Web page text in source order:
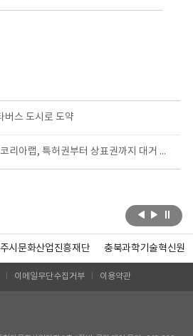
버스 도시로 도약
충북콘텐츠코리아랩, 특허권부터 상표권까지 대거 출원
시문화산업진흥재단 충북과학기술혁신원
이메일무단수집거부 이용약관